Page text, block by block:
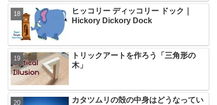
ヒッコリー ディッコリー ドック｜
Hickory Dickory Dock
トリックアートを作ろう「三角形の
木」
カタツムリの殻の中身はどうなってい